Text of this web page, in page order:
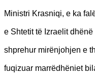
Ministri Krasniqi, e ka
e Shtetit të Izraelit
shprehur mirënjohjen e
fuqizuar marrëdhëniet